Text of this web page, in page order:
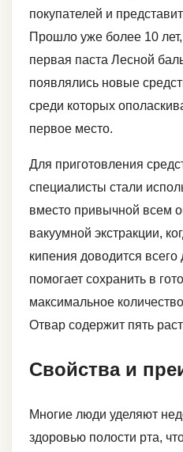
покупателей и
Прошло уже более 10
первая паста Лесной
появлялись новые
среди которых
первое место.
Для приготовления
специалисты стали
вместо привычной всем
вакуумной экстракции,
кипения доводится всего
помогает сохранить в
максимальное
Отвар содержит пять
Свойства и
Многие люди уделяют
здоровью полости рта,